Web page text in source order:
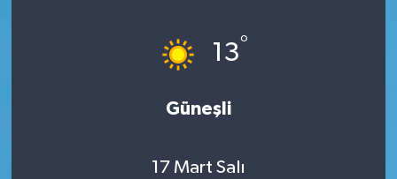
13°
Güneşli
17 Mart Salı